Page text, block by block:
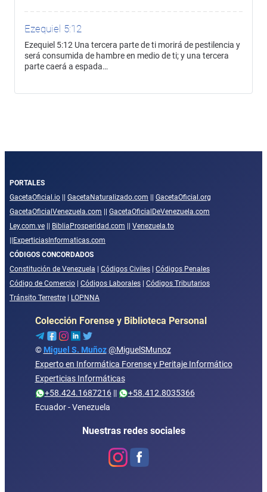
Ezequiel 5:12
Ezequiel 5:12 Una tercera parte de ti morirá de pestilencia y
será consumida de hambre en medio de ti; y una tercera
parte caerá a espada…
PORTALES
GacetaOficial.io
GacetaNaturalizado.com
GacetaOficial.org
GacetaOficialVenezuela.com
GacetaOficialDeVenezuela.com
Ley.com.ve
BibliaProsperidad.com
Venezuela.to
ExperticiasInformaticas.com
CÓDIGOS CONCORDADOS
Constitución de Venezuela
Códigos Civiles
Códigos Penales
Código de Comercio
Códigos Laborales
Códigos Tributarios
Tránsito Terrestre
LOPNNA
Colección Forense y Biblioteca Personal
© Miguel S. Muñoz @MiguelSMunoz
Experto en Informática Forense y Peritaje Informático
Experticias Informáticas
+58.424.1687216||
+58.412.8035366
Ecuador - Venezuela
Nuestras redes sociales